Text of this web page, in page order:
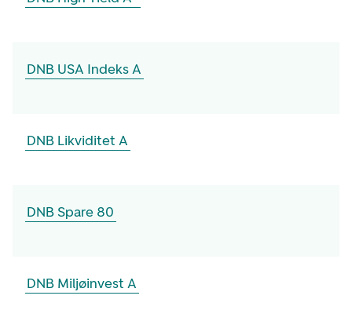
DNB USA Indeks A
DNB Likviditet A
DNB Spare 80
DNB Miljøinvest A